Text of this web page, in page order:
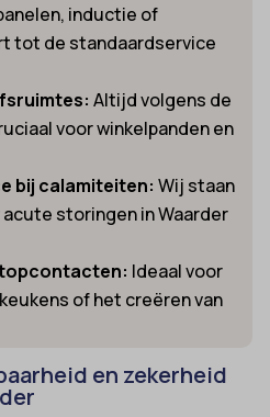
inductie of
tot de standaardservice
Altijd volgens de
voor winkelpanden en
bij calamiteiten: Wij staan
storingen in Waarder
Ideaal voor
of het creëren van
en zekerheid